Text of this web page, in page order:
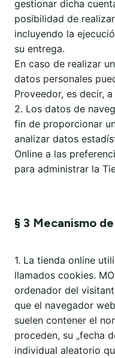
gestionar dicha
posibilidad de
incluyendo la
su entrega.
En caso de realizar
datos personales
Proveedor, es decir,
2. Los datos de
fin de proporcionar
analizar datos
Online a las
para administrar la
§ 3 Mecanismo
1. La tienda online
llamados cookies.
ordenador del
que el navegador
suelen contener el
proceden, su „fecha
individual aleatorio